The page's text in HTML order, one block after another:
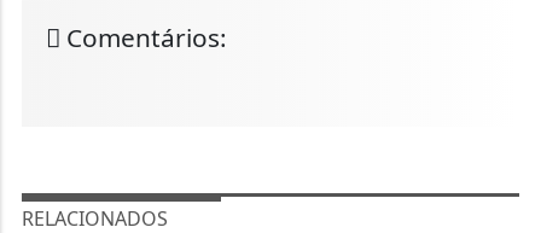
Comentários:
RELACIONADOS